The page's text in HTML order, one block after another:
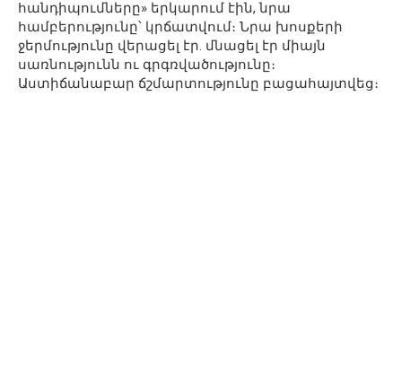
հանդիպումները» երկարում էին, նրա
համբերությունը՝ կրճատվում։ Նրա խոսքերի
ջերմությունը վերացել էր. մնացել էր միայն
սառնությունն ու գրգռվածությունը։
Աստիճանաբար ճշմարտությունը բացահայտվեց։